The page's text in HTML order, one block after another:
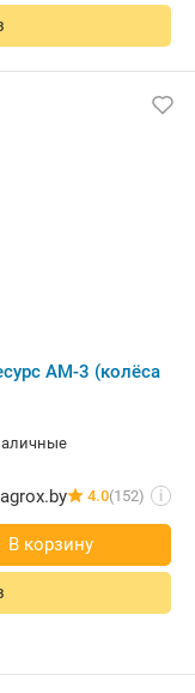
АМ-3 (колёса
agrox.by 4.0(152) i
В корзину